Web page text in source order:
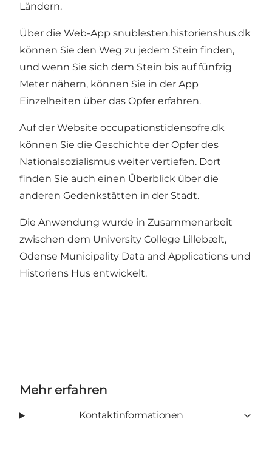
Ländern.
Über die Web-App snublesten.historienshus.dk
können Sie den Weg zu jedem Stein finden,
und wenn Sie sich dem Stein bis auf fünfzig
Meter nähern, können Sie in der App
Einzelheiten über das Opfer erfahren.
Auf der Website occupationstidensofre.dk
können Sie die Geschichte der Opfer des
Nationalsozialismus weiter vertiefen. Dort
finden Sie auch einen Überblick über die
anderen Gedenkstätten in der Stadt.
Die Anwendung wurde in Zusammenarbeit
zwischen dem University College Lillebælt,
Odense Municipality Data and Applications und
Historiens Hus entwickelt.
Mehr erfahren
Kontaktinformationen